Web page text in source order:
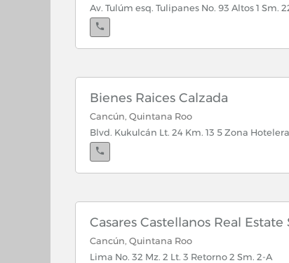
Av. Tulúm esq. Tulipanes No. 93 Altos 1 Sm.
Bienes Raices Calzada
Cancún, Quintana Roo
Blvd. Kukulcán Lt. 24 Km. 13 5 Zona Hotelera
Casares Castellanos Real Estate
Cancún, Quintana Roo
Lima No. 32 Mz. 2 Lt. 3 Retorno 2 Sm. 2-A